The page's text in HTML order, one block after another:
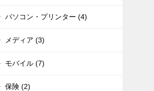
パソコン・プリンター (4)
メディア (3)
モバイル (7)
保険 (2)